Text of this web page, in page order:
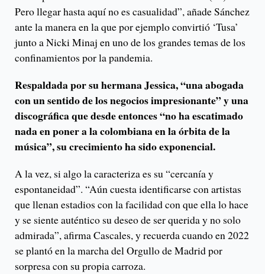
Pero llegar hasta aquí no es casualidad”, añade Sánchez
ante la manera en la que por ejemplo convirtió ‘Tusa’
junto a Nicki Minaj en uno de los grandes temas de los
confinamientos por la pandemia.
Respaldada por su hermana Jessica, “una abogada
con un sentido de los negocios impresionante” y una
discográfica que desde entonces “no ha escatimado
nada en poner a la colombiana en la órbita de la
música”, su crecimiento ha sido exponencial.
A la vez, si algo la caracteriza es su “cercanía y
espontaneidad”. “Aún cuesta identificarse con artistas
que llenan estadios con la facilidad con que ella lo hace
y se siente auténtico su deseo de ser querida y no solo
admirada”, afirma Cascales, y recuerda cuando en 2022
se plantó en la marcha del Orgullo de Madrid por
sorpresa con su propia carroza.